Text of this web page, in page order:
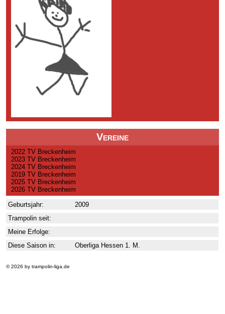
Vereine
2022 TV Breckenheim
2023 TV Breckenheim
2024 TV Breckenheim
2019 TV Breckenheim
2025 TV Breckenheim
2026 TV Breckenheim
Geburtsjahr:
2009
Trampolin seit:
Meine Erfolge:
Diese Saison in:
Oberliga Hessen 1. M.
© 2026 by trampolin-liga.de